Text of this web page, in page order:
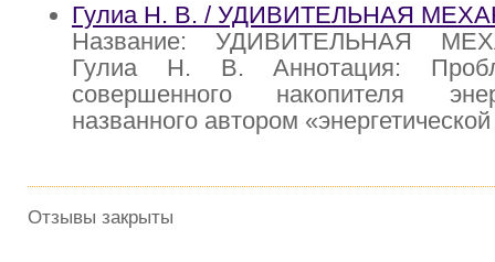
Гулиа Н. В. / УДИВИТЕЛЬНАЯ
Название: УДИВИТЕЛЬНАЯ
Гулиа Н. В. Аннотация:
совершенного накопителя
названного автором «энергетической
Отзывы закрыты